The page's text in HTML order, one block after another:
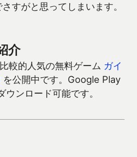
すがと思ってしまいます。
介
較的人気の無料ゲーム ガイ
を公開中です。Google Play
ンロード可能です。